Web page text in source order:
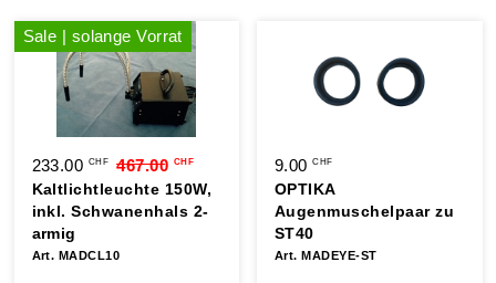
Sale | solange Vorrat
233.00 CHF 467.00 CHF
Kaltlichtleuchte 150W,
inkl. Schwanenhals 2-
armig
Art. MADCL10
9.00CHF
OPTIKA
Augenmuschelpaar zu
ST40
Art. MADEYE-ST